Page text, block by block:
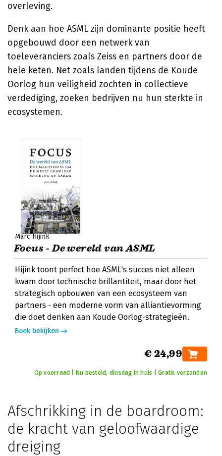
overleving.
Denk aan hoe ASML zijn dominante positie heeft
opgebouwd door een netwerk van
toeleveranciers zoals Zeiss en partners door de
hele keten. Net zoals landen tijdens de Koude
Oorlog hun veiligheid zochten in collectieve
verdediging, zoeken bedrijven nu hun sterkte in
ecosystemen.
Marc Hijink
Focus - De wereld van ASML
Hijink toont perfect hoe ASML's succes niet alleen
kwam door technische brillantiteit, maar door het
strategisch opbouwen van een ecosysteem van
partners - een moderne vorm van alliantievorming
die doet denken aan Koude Oorlog-strategieën.
Boek bekijken
€ 24,99
Op voorraad | Nu besteld, dinsdag in huis | Gratis verzonden
Afschrikking in de boardroom:
de kracht van geloofwaardige
dreiging